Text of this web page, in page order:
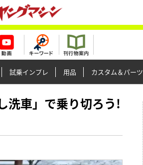
試乗インプレ 用品 カスタム＆パーツ
洗車」で乗り切ろう!